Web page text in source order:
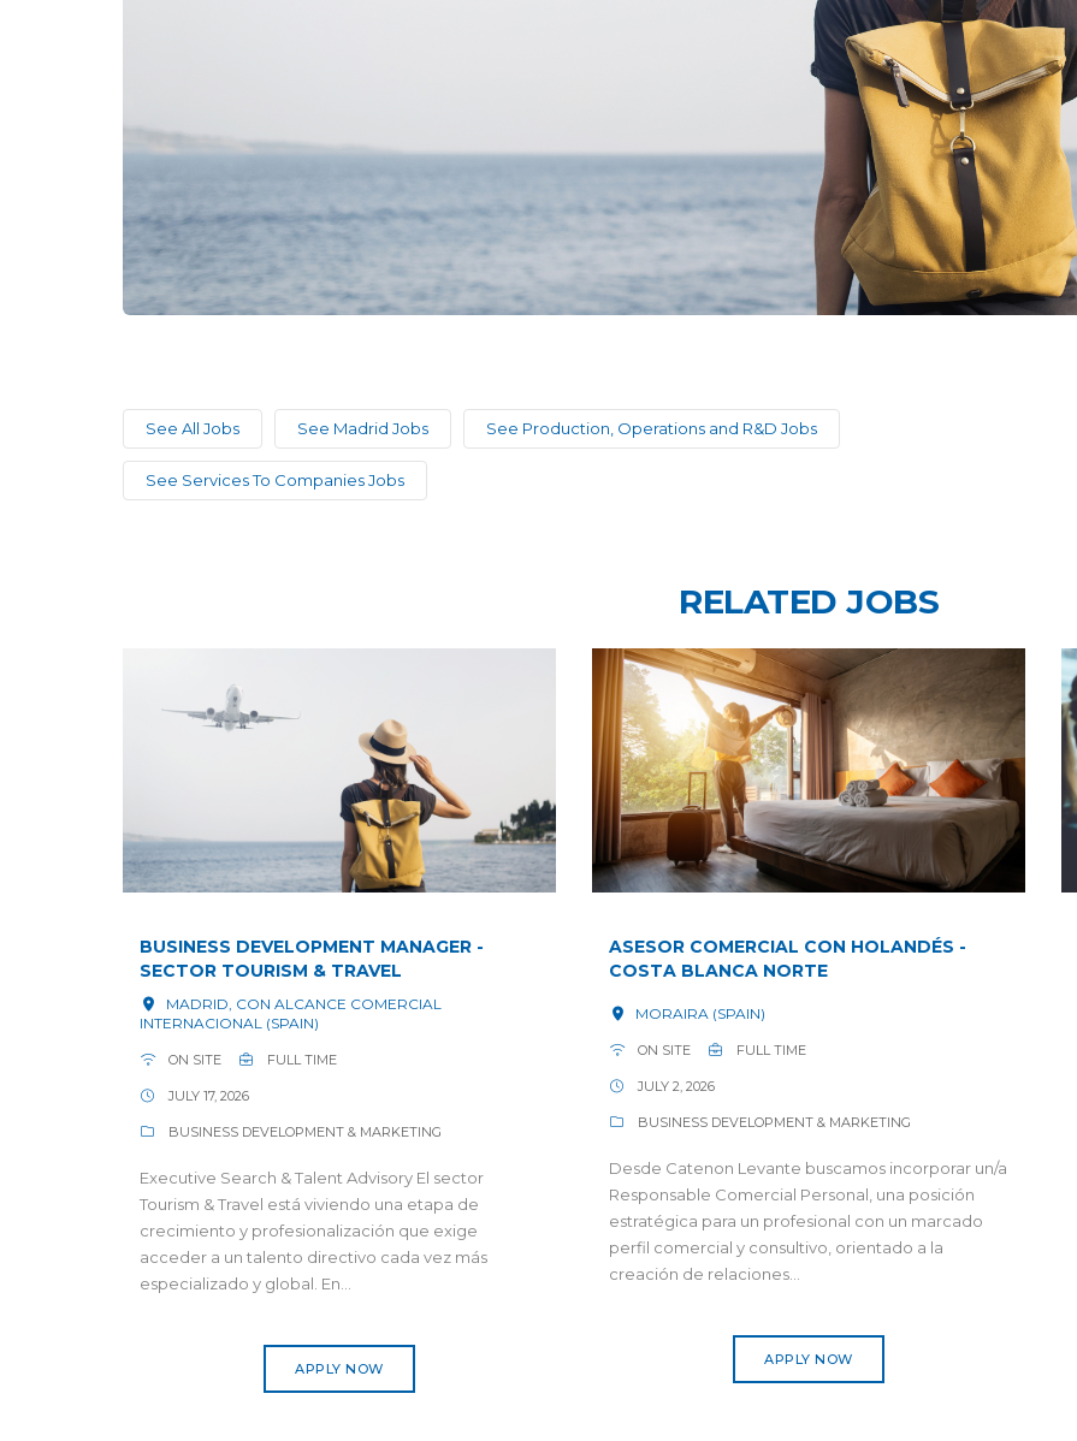
See All Jobs See Madrid Jobs See Production, Operations and R&D Jobs
See Services To Companies Jobs
RELATED JOBS
BUSINESS DEVELOPMENT MANAGER -
SECTOR TOURISM & TRAVEL
MADRID, CON ALCANCE COMERCIAL
INTERNACIONAL (SPAIN)
ON SITE FULL TIME
JULY 17, 2026
BUSINESS DEVELOPMENT & MARKETING
Executive Search & Talent Advisory El sector
Tourism & Travel está viviendo una etapa de
crecimiento y profesionalización que exige
acceder a un talento directivo cada vez más
especializado y global. En...
APPLY NOW
ASESOR COMERCIAL CON HOLANDÉS -
COSTA BLANCA NORTE
MORAIRA (SPAIN)
ON SITE FULL TIME
JULY 2, 2026
BUSINESS DEVELOPMENT & MARKETING
Desde Catenon Levante buscamos incorporar un/a
Responsable Comercial Personal, una posición
estratégica para un profesional con un marcado
perfil comercial y consultivo, orientado a la
creación de relaciones...
APPLY NOW